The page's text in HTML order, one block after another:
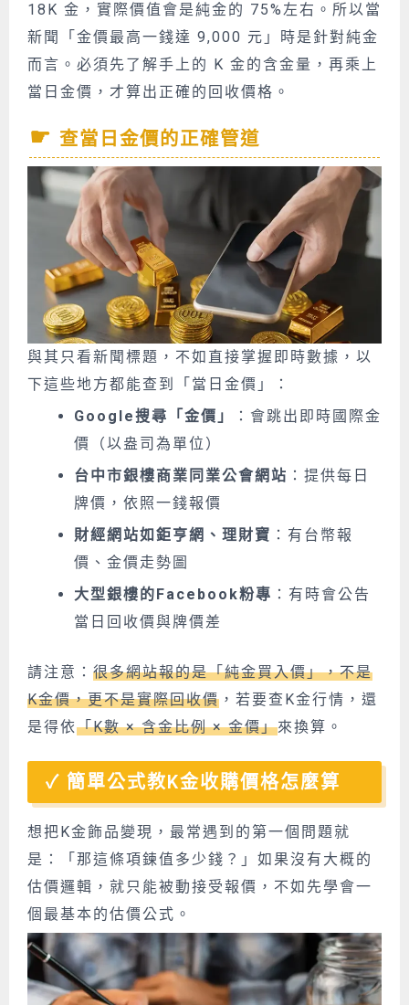
18K 金，實際價值會是純金的 75%左右。所以當
新聞「金價最高一錢達 9,000 元」時是針對純金
而言。必須先了解手上的 K 金的含金量，再乘上
當日金價，才算出正確的回收價格。
查當日金價的正確管道
與其只看新聞標題，不如直接掌握即時數據，以
下這些地方都能查到「當日金價」：
Google搜尋「金價」
：會跳出即時國際金
價（以盎司為單位）
台中市銀樓商業同業公會網站 ：提供每日
牌價，依照一錢報價
財經網站如鉅亨網、理財寶 ：有台幣報
價、金價走勢圖
大型銀樓的Facebook粉專 ：有時會公告
當日回收價與牌價差
請注意： 很多網站報的是「純金買入價」，不是
K金價，更不是實際回收價 ，若要查K金行情，還
是得依「K數 × 含金比例 × 金價」來換算。
簡單公式教K金收購價格怎麼算
想把K金飾品變現，最常遇到的第一個問題就
是：「那這條項鍊值多少錢？」如果沒有大概的
估價邏輯，就只能被動接受報價，不如先學會一
個最基本的估價公式。